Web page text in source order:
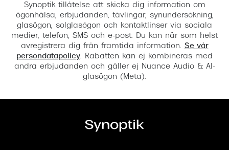
Synoptik tillåtelse att skicka dig information om
ögonhälsa, erbjudanden, tävlingar, synundersökning,
glasögon, solglasögon och kontaktlinser via sociala
medier, telefon, SMS och e-post. Du kan när som helst
avregistrera dig från framtida information. Se vår
persondatapolicy. Rabatten kan ej kombineras med
andra erbjudanden och gäller ej Nuance Audio & AI-
glasögon (Meta).